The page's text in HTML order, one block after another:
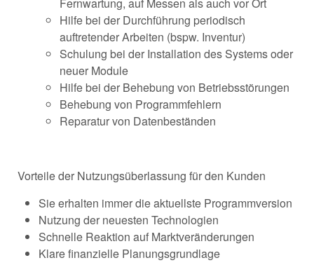
Hilfe bei der Durchführung periodisch
auftretender Arbeiten (bspw. Inventur)
Schulung bei der Installation des Systems oder
neuer Module
Hilfe bei der Behebung von Betriebsstörungen
Behebung von Programmfehlern
Reparatur von Datenbeständen
Vorteile der Nutzungsüberlassung für den Kunden
Sie erhalten immer die aktuellste Programmversion
Nutzung der neuesten Technologien
Schnelle Reaktion auf Marktveränderungen
Klare finanzielle Planungsgrundlage